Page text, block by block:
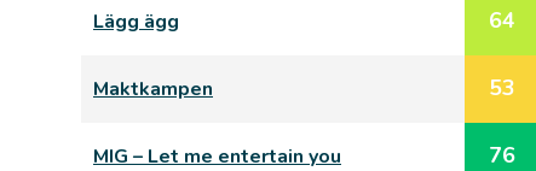
Lägg ägg 64
Maktkampen 53
MIG – Let me entertain you 76